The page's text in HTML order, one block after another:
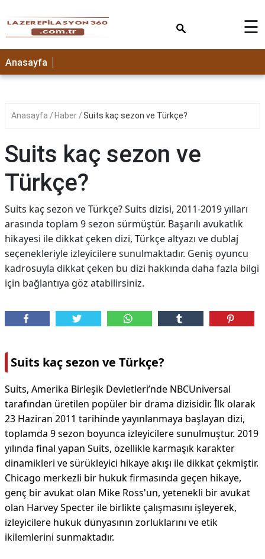
☰
Anasayfa
Anasayfa Haber Suits kaç sezon ve Türkçe?
Suits kaç sezon ve
Türkçe?
Suits kaç sezon ve Türkçe? Suits dizisi, 2011-2019 yılları
arasında toplam 9 sezon sürmüştür. Başarılı avukatlık
hikayesi ile dikkat çeken dizi, Türkçe altyazı ve dublaj
seçenekleriyle izleyicilere sunulmaktadır. Geniş oyuncu
kadrosuyla dikkat çeken bu dizi hakkında daha fazla bilgi
için bağlantıya göz atabilirsiniz.
Suits kaç sezon ve Türkçe?
Suits, Amerika Birleşik Devletleri’nde NBCUniversal
tarafından üretilen popüler bir drama dizisidir. İlk olarak
23 Haziran 2011 tarihinde yayınlanmaya başlayan dizi,
toplamda 9 sezon boyunca izleyicilere sunulmuştur. 2019
yılında final yapan Suits, özellikle karmaşık karakter
dinamikleri ve sürükleyici hikaye akışı ile dikkat çekmiştir.
Chicago merkezli bir hukuk firmasında geçen hikaye,
genç bir avukat olan Mike Ross'un, yetenekli bir avukat
olan Harvey Specter ile birlikte çalışmasını işleyerek,
izleyicilere hukuk dünyasının zorluklarını ve etik
ikilemlerini sunmaktadır.